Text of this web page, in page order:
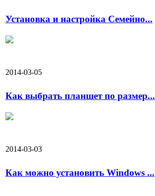
Установка и настройка Семейно...
2014-03-05
Как выбрать планшет по размер...
2014-03-03
Как можно установить Windows ...